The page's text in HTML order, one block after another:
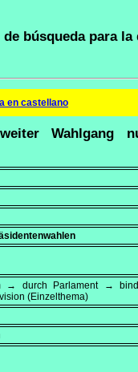
búsqueda para
en castellano
Wahlgang
→ durch Parlament →
(Einzelthema)